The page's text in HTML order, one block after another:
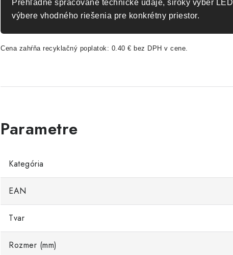
Prehľadne spracované technické údaje, široký výber
výbere vhodného riešenia pre konkrétny priestor.
Cena zahŕňa recyklačný poplatok: 0.40 € bez DPH v cene.
Kategória
EAN
Tvar
Rozmer (mm)